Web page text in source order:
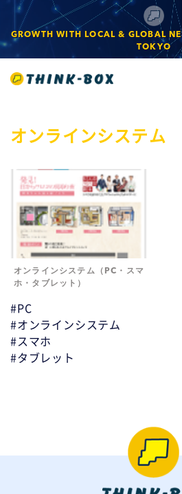
GROWTH WITH LOCAL & GLOBAL
TOKYO
オンラインシステム
オンラインシステム（PC・スマ
ホ・タブレット）
#PC
#オンラインシステム
#スマホ
#タブレット